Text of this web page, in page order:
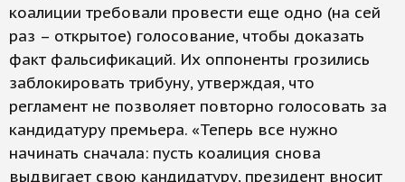
коалиции требовали провести еще одно (на сей
раз – открытое) голосование, чтобы доказать
факт фальсификаций. Их оппоненты грозились
заблокировать трибуну, утверждая, что
регламент не позволяет повторно голосовать за
кандидатуру премьера. «Теперь все нужно
начинать сначала: пусть коалиция снова
выдвигает свою кандидатуру, президент вносит